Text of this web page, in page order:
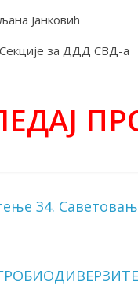
Јанковић
за ДДД СВД-а
34.